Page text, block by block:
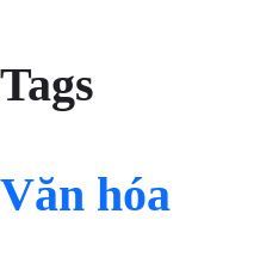
Tags
Văn hóa